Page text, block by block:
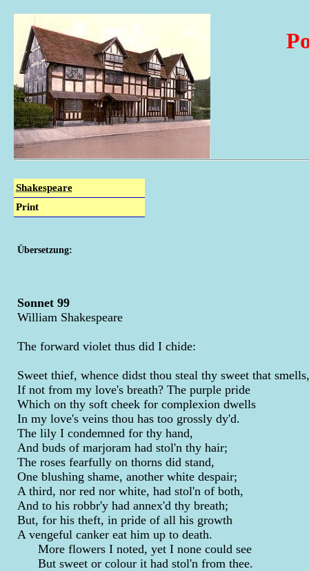
Shakespeare
Print
Übersetzung:
Sonnet 99
William Shakespeare
The forward violet thus did I chide:
Sweet thief, whence didst thou steal thy sweet that smells,
If not from my love's breath? The purple pride
Which on thy soft cheek for complexion dwells
In my love's veins thou has too grossly dy'd.
The lily I condemned for thy hand,
And buds of marjoram had stol'n thy hair;
The roses fearfully on thorns did stand,
One blushing shame, another white despair;
A third, nor red nor white, had stol'n of both,
And to his robbr'y had annex'd thy breath;
But, for his theft, in pride of all his growth
A vengeful canker eat him up to death.
More flowers I noted, yet I none could see
But sweet or colour it had stol'n from thee.